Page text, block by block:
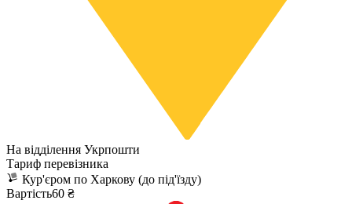
На відділення Укрпошти
Тариф перевізника
Кур'єром по Харкову (до під'їзду)
Вартість60 ₴